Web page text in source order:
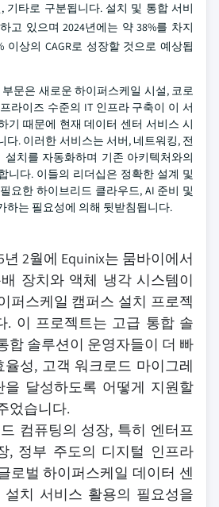
기타로 구분됩니다. 설치 및 통합 서비
고 있으며 2024년에는 약 38%를 차지
이상의 CAGR로 성장할 것으로 예상됩
문은 새로운 하이퍼스케일 시설, 코로
라이즈 수준의 IT 인프라 구축이 이 서
기 때문에 현재 데이터 센터 서비스 시
다. 이러한 서비스는 서버, 네트워킹, 전
설치를 자동화하며 기존 아키텍처와의
니다. 이들의 리더십은 정확한 설계 및
요한 하이브리드 클라우드, AI 준비 및
하는 필요성에 의해 뒷받침됩니다.
년 2월에 Equinix는 뭄바이에서
장치와 액체 냉각 시스템이
퍼스케일 캠퍼스 설치 프로젝
. 이 프로젝트는 고급 통합 솔
합 솔루션이 운영자들이 더 빠
성, 고객 워크로드 마이그레
달성하도록 어떻게 지원할
었습니다.
컴퓨팅의 성장, 특히 엔터프
, 정부 주도의 디지털 인프라
로벌 하이퍼스케일 데이터 센
치 서비스 활용의 필요성을